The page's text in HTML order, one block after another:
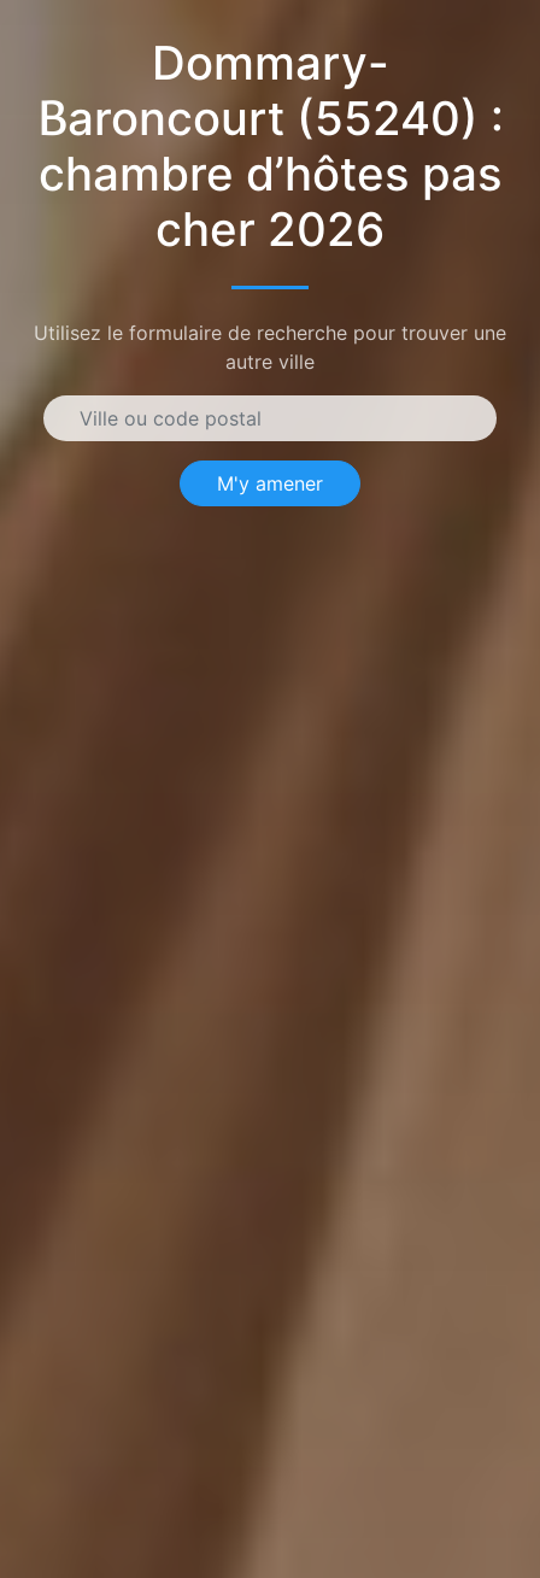
Dommary-
Baroncourt (55240) :
chambre d’hôtes pas
cher 2026
Utilisez le formulaire de recherche pour trouver une
autre ville
M'y amener